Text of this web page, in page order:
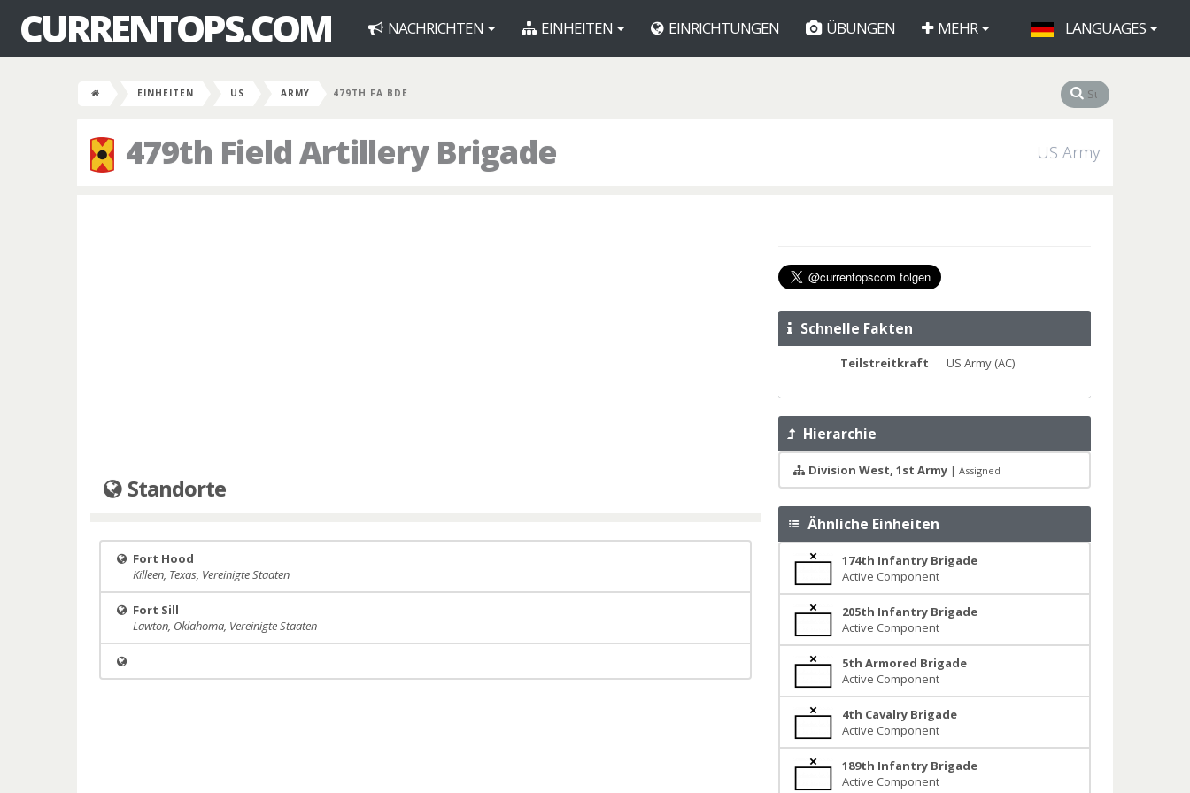
CURRENTOPS.COM NACHRICHTEN EINHEITEN EINRICHTUNGEN ÜBUNGEN MEHR LANGUAGES
EINHEITEN US ARMY 479TH FA BDE
479th Field Artillery Brigade US Army
Standorte
Fort Hood
Killeen, Texas, Vereinigte Staaten
Fort Sill
Lawton, Oklahoma, Vereinigte Staaten
Schnelle Fakten
Teilstreitkraft US Army (AC)
Hierarchie
Division West, 1st Army| Assigned
Ähnliche Einheiten
174th Infantry Brigade
Active Component
205th Infantry Brigade
Active Component
5th Armored Brigade
Active Component
4th Cavalry Brigade
Active Component
189th Infantry Brigade
Active Component